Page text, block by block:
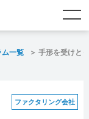
とは？
・資金調達コラム
ム一覧 手形を受けと
ファクタリング会社